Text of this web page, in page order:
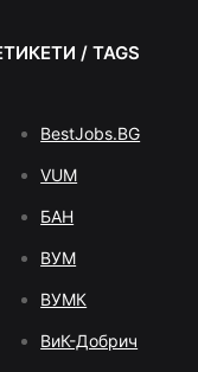
/ TAGS
BestJobs.BG
VUM
БАН
ВУМ
ВУМК
ВиК-Добрич